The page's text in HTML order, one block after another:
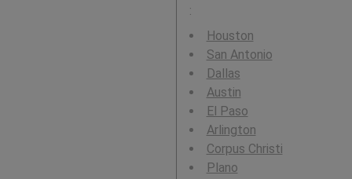
:
Houston
San Antonio
Dallas
Austin
El Paso
Arlington
Corpus Christi
Plano